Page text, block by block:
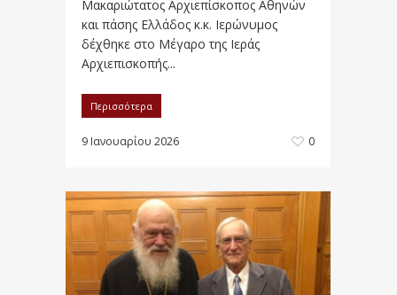
Μακαριώτατος Αρχιεπίσκοπος Αθηνών
και πάσης Ελλάδος κ.κ. Ιερώνυμος
δέχθηκε στο Μέγαρο της Ιεράς
Αρχιεπισκοπής...
Περισσότερα
9 Ιανουαρίου 2026 0